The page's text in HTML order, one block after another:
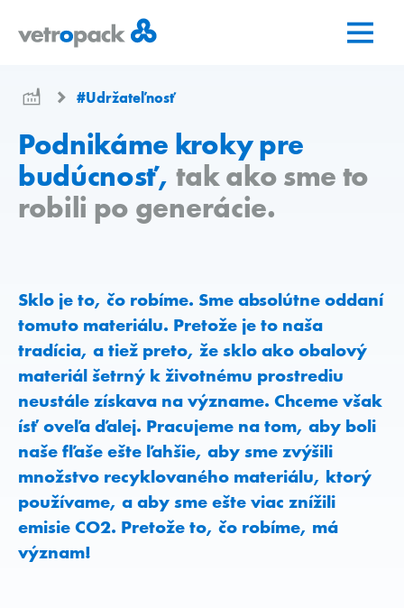
stránku
#Udržateľnosť
Podnikáme kroky pre
budúcnosť,tak ako sme to
robili po generácie.
Sklo je to, čo robíme. Sme absolútne oddaní
tomuto materiálu. Pretože je to naša
tradícia, a tiež preto, že sklo ako obalový
materiál šetrný k životnému prostrediu
neustále získava na význame. Chceme však
ísť oveľa ďalej. Pracujeme na tom, aby boli
naše fľaše ešte ľahšie, aby sme zvýšili
množstvo recyklovaného materiálu, ktorý
používame, a aby sme ešte viac znížili
emisie CO2. Pretože to, čo robíme, má
význam!